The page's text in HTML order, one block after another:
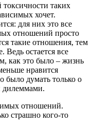
таких
хочет.
для них это все
отношений просто
такие отношения, тем
Ведь остается все
как это было – жизнь
нравится
было думать только о
дилеммами.
отношений.
страшно кого-то